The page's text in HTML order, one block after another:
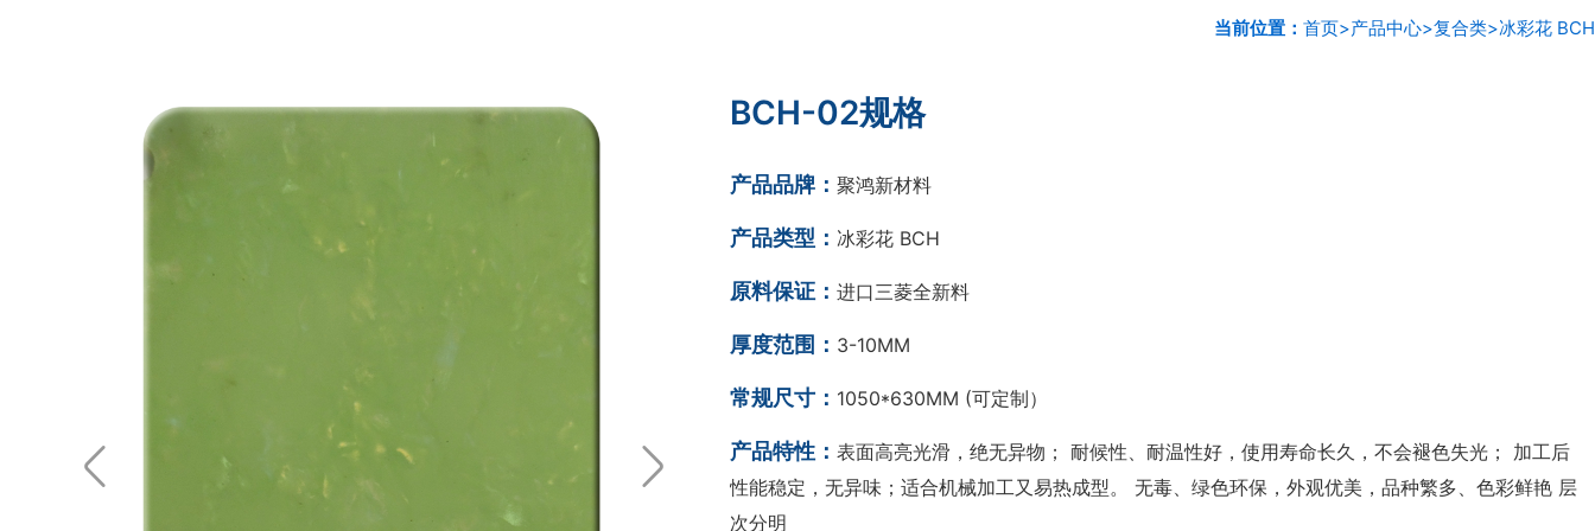
当前位置： 首页>产品中心>复合类>冰彩花 BCH
BCH-02规格
产品品牌： 聚鸿新材料
产品类型： 冰彩花 BCH
原料保证： 进口三菱全新料
厚度范围： 3-10MM
常规尺寸： 1050*630MM (可定制）
产品特性： 表面高亮光滑，绝无异物； 耐候性、耐温性好，使用寿命长久，不会褪色失光； 加工后
性能稳定，无异味；适合机械加工又易热成型。 无毒、绿色环保，外观优美，品种繁多、色彩鲜艳 层
次分明